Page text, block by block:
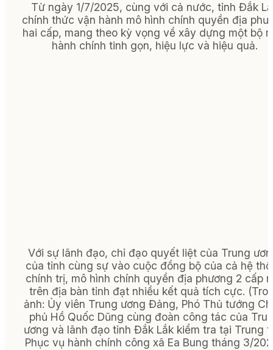
Từ ngày 1/7/2025, cùng với cả nước, tỉnh Đắk
chính thức vận hành mô hình chính quyền địa
hai cấp, mang theo kỳ vọng về xây dựng một bộ
hành chính tinh gọn, hiệu lực và hiệu quả.
Với sự lãnh đạo, chỉ đạo quyết liệt của Trung
của tỉnh cùng sự vào cuộc đồng bộ của cả hệ
chính trị, mô hình chính quyền địa phương 2 cấp
trên địa bàn tỉnh đạt nhiều kết quả tích cực. (
ảnh: Ủy viên Trung ương Đảng, Phó Thủ tướng
phủ Hồ Quốc Dũng cùng đoàn công tác của
ương và lãnh đạo tỉnh Đắk Lắk kiểm tra tại Trung
Phục vụ hành chính công xã Ea Bung tháng 3/